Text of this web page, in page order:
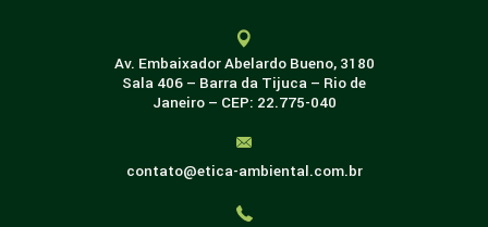
Av. Embaixador Abelardo Bueno, 3180
Sala 406 – Barra da Tijuca – Rio de
Janeiro – CEP: 22.775-040
contato@etica-ambiental.com.br